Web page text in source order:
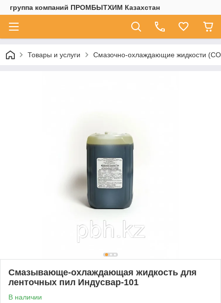
группа компаний ПРОМБЫТХИМ Казахстан
Товары и услуги Смазочно-охлаждающие жидкости
Смазывающе-охлаждающая жидкость для
ленточных пил Индусвар-101
В наличии